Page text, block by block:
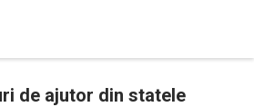
de ajutor din statele